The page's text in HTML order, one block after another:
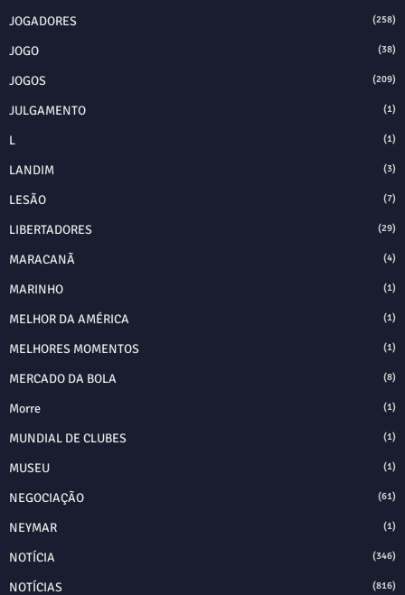
JOGADORES (258)
JOGO (38)
JOGOS (209)
JULGAMENTO (1)
L (1)
LANDIM (3)
LESÃO (7)
LIBERTADORES (29)
MARACANÃ (4)
MARINHO (1)
MELHOR DA AMÉRICA (1)
MELHORES MOMENTOS (1)
MERCADO DA BOLA (8)
Morre (1)
MUNDIAL DE CLUBES (1)
MUSEU (1)
NEGOCIAÇÃO (61)
NEYMAR (1)
NOTÍCIA (346)
NOTÍCIAS (816)